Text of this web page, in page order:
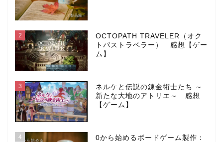
2
OCTOPATH TRAVELER（オク
トパストラベラー） 感想【ゲー
ム】
3
ネルケと伝説の錬金術士たち ～
新たな大地のアトリエ～ 感想
【ゲーム】
4
0から始めるボードゲーム製作：